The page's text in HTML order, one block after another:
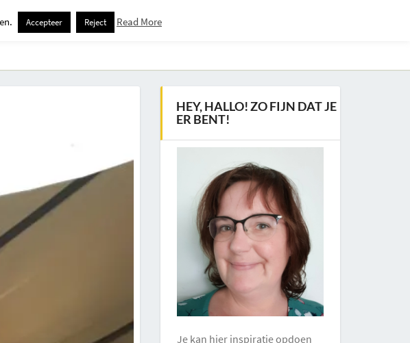
Huis En Tuin Downloadspagina – Voor Nieuwsbrief Abonnees
HEY, HALLO! ZO FIJN DAT JE
ER BENT!
Je kan hier inspiratie opdoen
Accepteer Reject Read More